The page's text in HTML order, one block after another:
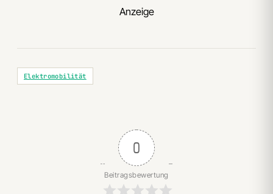
Anzeige
Elektromobilität
0
Beitragsbewertung